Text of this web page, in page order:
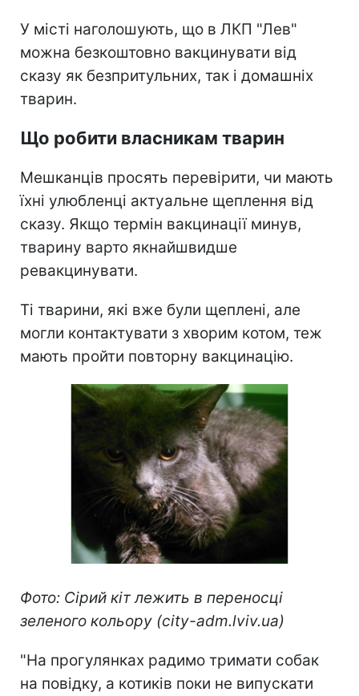
У місті наголошують, що в ЛКП "Лев"
можна безкоштовно вакцинувати від
сказу як безпритульних, так і домашніх
тварин.
Що робити власникам тварин
Мешканців просять перевірити, чи мають
їхні улюбленці актуальне щеплення від
сказу. Якщо термін вакцинації минув,
тварину варто якнайшвидше
ревакцинувати.
Ті тварини, які вже були щеплені, але
могли контактувати з хворим котом, теж
мають пройти повторну вакцинацію.
Фото: Сірий кіт лежить в переносці
зеленого кольору (city-adm.lviv.ua)
"На прогулянках радимо тримати собак
на повідку, а котиків поки не випускати